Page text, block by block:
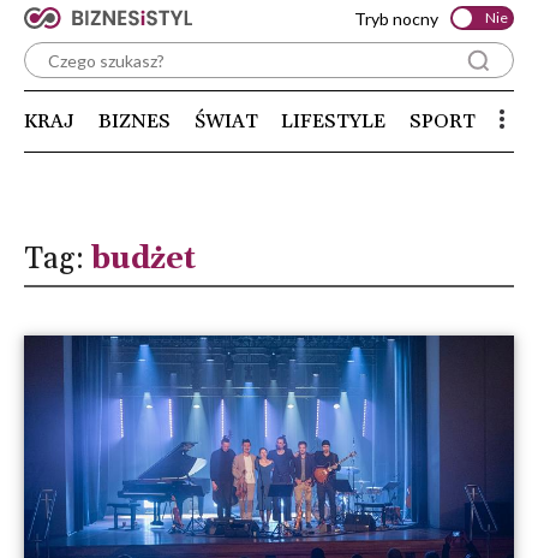
Tryb nocny Nie
KRAJ BIZNES ŚWIAT LIFESTYLE SPORT
Tag: budżet